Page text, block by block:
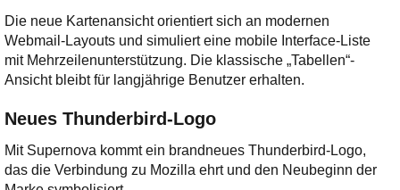
Die neue Kartenansicht orientiert sich an modernen
Webmail-Layouts und simuliert eine mobile Interface-Liste
mit Mehrzeilenunterstützung. Die klassische „Tabellen“-
Ansicht bleibt für langjährige Benutzer erhalten.
Neues Thunderbird-Logo
Mit Supernova kommt ein brandneues Thunderbird-Logo,
das die Verbindung zu Mozilla ehrt und den Neubeginn der